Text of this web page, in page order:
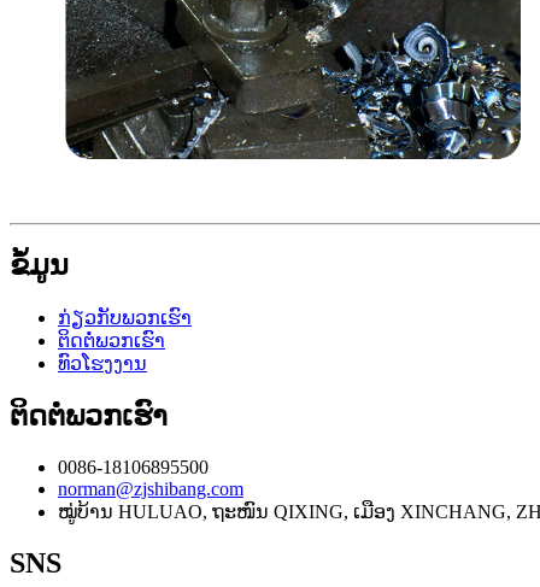
ຂໍ້ມູນ
ກ່ຽວກັບພວກເຮົາ
ຕິດຕໍ່ພວກເຮົາ
ທົວໂຮງງານ
ຕິດຕໍ່ພວກເຮົາ
0086-18106895500
norman@zjshibang.com
ໝູ່ບ້ານ HULUAO, ຖະໜົນ QIXING, ເມືອງ XINCHANG,
SNS